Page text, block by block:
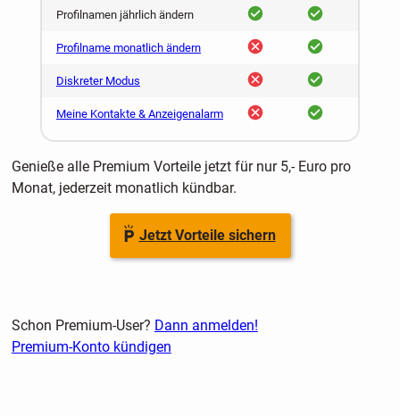
Profilnamen jährlich ändern ja ja
Profilname monatlich ändern nein ja
Diskreter Modus nein ja
Meine Kontakte & Anzeigenalarm nein ja
Genieße alle Premium Vorteile jetzt für nur 5,- Euro pro
Monat, jederzeit monatlich kündbar.
Jetzt Vorteile sichern
Schon Premium-User? Dann anmelden!
Premium-Konto kündigen